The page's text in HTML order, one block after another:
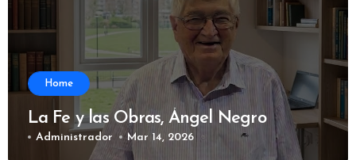
Home
La Fe y las Obras, Ángel Negro
Administrador Mar 14, 2026